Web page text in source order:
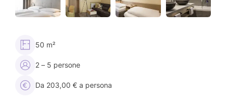
50 m²
2 – 5 persone
Da 203,00 € a persona